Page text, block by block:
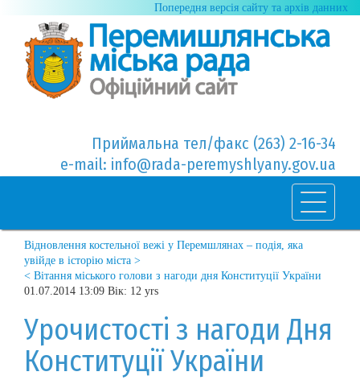
Попередня версія сайту та архів данних
Приймальна тел/факс (263) 2-16-34
e-mail: info@rada-peremyshlyany.gov.ua
Відновлення костельної вежі у Перемшлянах – подія, яка
увійде в історію міста >
< Вітання міського голови з нагоди дня Конституції України
01.07.2014 13:09 Вік: 12 yrs
Урочистості з нагоди Дня
Конституції України